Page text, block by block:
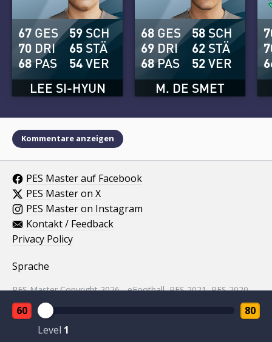
60
Level 1
80
LEE SI-HYUN
67 GES
70 DRI
68PAS
59 SCH
65 STÄ
54VER
M. DE SMET
68 GES
69 DRI
68PAS
58 SCH
62 STÄ
52VER
Kommentare anzeigen
PES Master auf Facebook
PES Master on X
PES Master on Instagram
Kontakt / Feedback
Privacy Policy
Sprache
PES Master Copyright 2026 - eFootball, PES 2021, PES 2020,
PES 2019, PES 2018, PES 2017, PES 2016, PES 2015, PES
2014, PES 2013, PES 2012, PES 2011, PES 2010, PES 2009,
PES 2008, PES 5 assets property of KONAMI.